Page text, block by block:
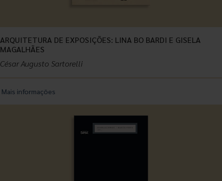
ARQUITETURA DE EXPOSIÇÕES: LINA BO BARDI E GISELA
MAGALHÃES
César Augusto Sartorelli
Mais informações